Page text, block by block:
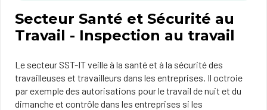
Secteur Santé et Sécurité au
Travail - Inspection au travail
Le secteur SST-IT veille à la santé et à la sécurité des
travailleuses et travailleurs dans les entreprises. Il octroie
par exemple des autorisations pour le travail de nuit et du
dimanche et contrôle dans les entreprises si les